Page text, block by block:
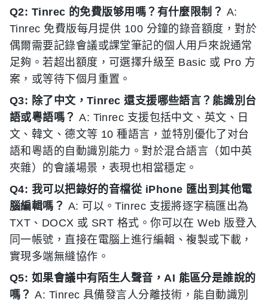
Q2: Tinrec 的免費版够用嗎？有什麼限制？ A:
Tinrec 免費版每月提供 100 分鐘的錄音額度，對於
偶爾需要記錄會議或課堂筆記的個人用戶來說通常
足夠。若超出額度，可選擇升級至 Basic 或 Pro 方
案，或等待下個月重置。
Q3: 除了中文，Tinrec 還支援哪些語言？能識別台
語或粵語嗎？ A: Tinrec 支援包括中文、英文、日
文、韓文、德文等 10 種語言，並特別優化了对台
語和粵語的自動識別能力。對於混合語言（如中英
夾雜）的會議場景，表現也相當穩定。
Q4: 我可以把錄好的音檔從 iPhone 匯出到其他電
腦編輯嗎？ A: 可以。Tinrec 支援將逐字稿匯出為
TXT、DOCX 或 SRT 格式。你可以在 Web 版登入
同一帳號，直接在電腦上進行編輯、複製或下載，
實現多端無縫協作。
Q5: 如果會議中有陌生人聲音，AI 能區分是誰說的
嗎？ A: Tinrec 具備發言人分離技術，能自動識別